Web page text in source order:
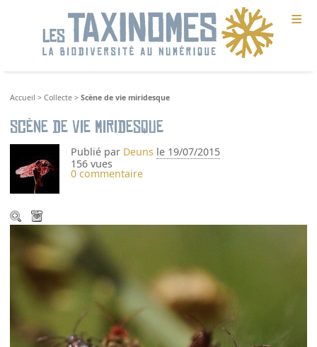
≡
Accueil >Collecte >Scène de vie miridesque
Scène de vie miridesque
Publié par Deuns le 19/07/2015
156 vues
0 commentaire